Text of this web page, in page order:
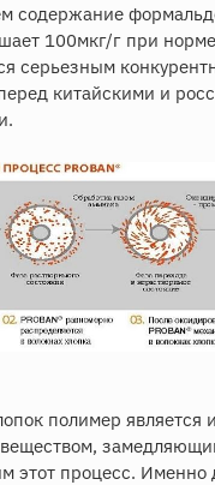
содержание
100мкг/г при
серьезным
китайскими и
полимер является
веществом,
этот процесс. Именно